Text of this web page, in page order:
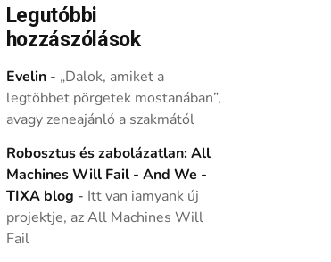
Legutóbbi
hozzászólások
Evelin- „Dalok, amiket a
legtöbbet pörgetek mostanában”,
avagy zeneajánló a szakmától
Robosztus és zabolázatlan: All
Machines Will Fail - And We -
TIXA blog - Itt van iamyank új
projektje, az All Machines Will
Fail